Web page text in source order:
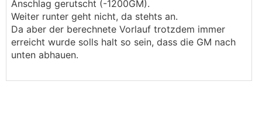
Anschlag gerutscht (-1200GM).
Weiter runter geht nicht, da stehts an.
Da aber der berechnete Vorlauf trotzdem immer
erreicht wurde solls halt so sein, dass die GM nach
unten abhauen.